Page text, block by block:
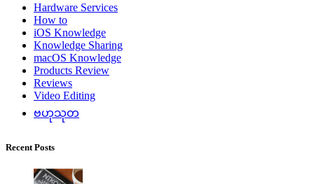
Hardware Services
How to
iOS Knowledge
Knowledge Sharing
macOS Knowledge
Products Review
Reviews
Video Editing
ဗဟုသုတ
Recent Posts